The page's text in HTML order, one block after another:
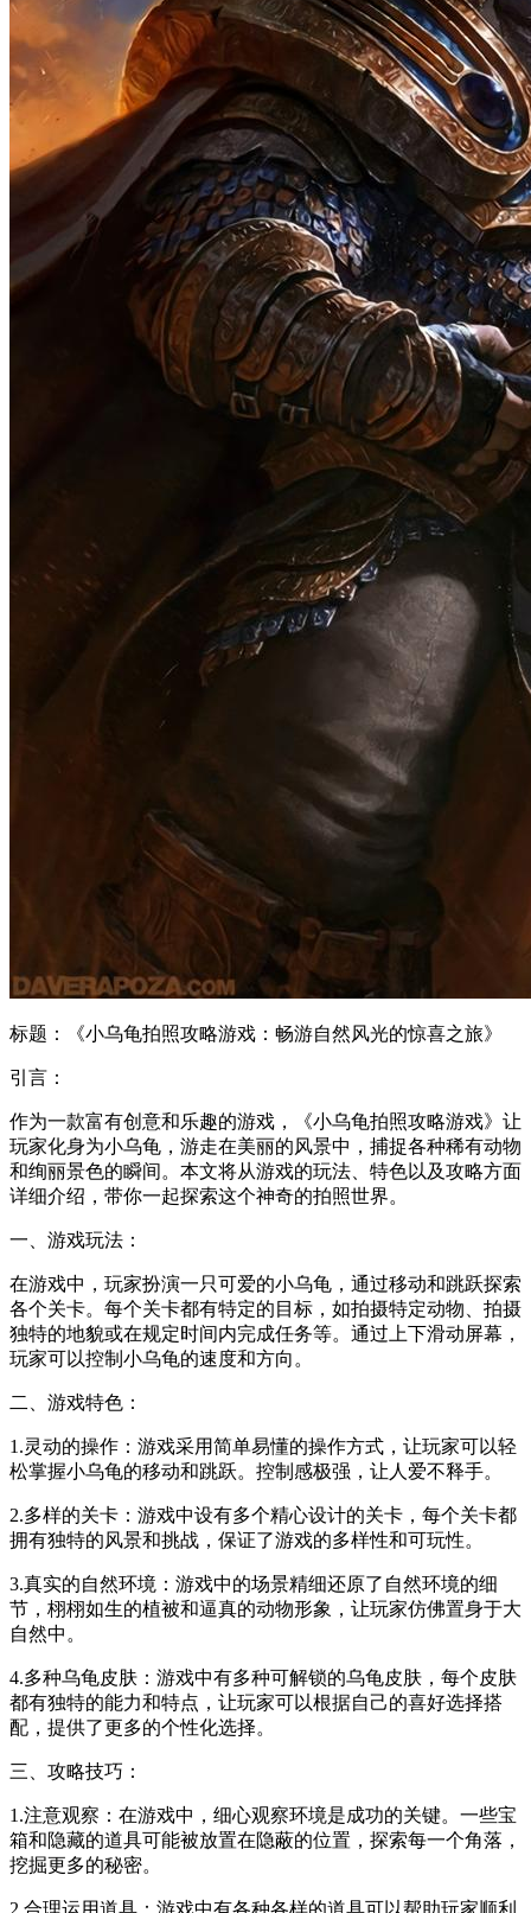
标题：《小乌龟拍照攻略游戏：畅游自然风光的惊喜之旅》
引言：
作为一款富有创意和乐趣的游戏，《小乌龟拍照攻略游戏》让
玩家化身为小乌龟，游走在美丽的风景中，捕捉各种稀有动物
和绚丽景色的瞬间。本文将从游戏的玩法、特色以及攻略方面
详细介绍，带你一起探索这个神奇的拍照世界。
一、游戏玩法：
在游戏中，玩家扮演一只可爱的小乌龟，通过移动和跳跃探索
各个关卡。每个关卡都有特定的目标，如拍摄特定动物、拍摄
独特的地貌或在规定时间内完成任务等。通过上下滑动屏幕，
玩家可以控制小乌龟的速度和方向。
二、游戏特色：
1.灵动的操作：游戏采用简单易懂的操作方式，让玩家可以轻
松掌握小乌龟的移动和跳跃。控制感极强，让人爱不释手。
2.多样的关卡：游戏中设有多个精心设计的关卡，每个关卡都
拥有独特的风景和挑战，保证了游戏的多样性和可玩性。
3.真实的自然环境：游戏中的场景精细还原了自然环境的细
节，栩栩如生的植被和逼真的动物形象，让玩家仿佛置身于大
自然中。
4.多种乌龟皮肤：游戏中有多种可解锁的乌龟皮肤，每个皮肤
都有独特的能力和特点，让玩家可以根据自己的喜好选择搭
配，提供了更多的个性化选择。
三、攻略技巧：
1.注意观察：在游戏中，细心观察环境是成功的关键。一些宝
箱和隐藏的道具可能被放置在隐蔽的位置，探索每一个角落，
挖掘更多的秘密。
2.合理运用道具：游戏中有各种各样的道具可以帮助玩家顺利